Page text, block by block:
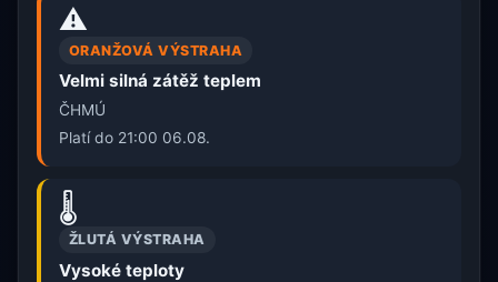
⚠️
ORANŽOVÁ VÝSTRAHA
Velmi silná zátěž teplem
ČHMÚ
Platí do 21:00 06.08.
🌡️
ŽLUTÁ VÝSTRAHA
Vysoké teploty